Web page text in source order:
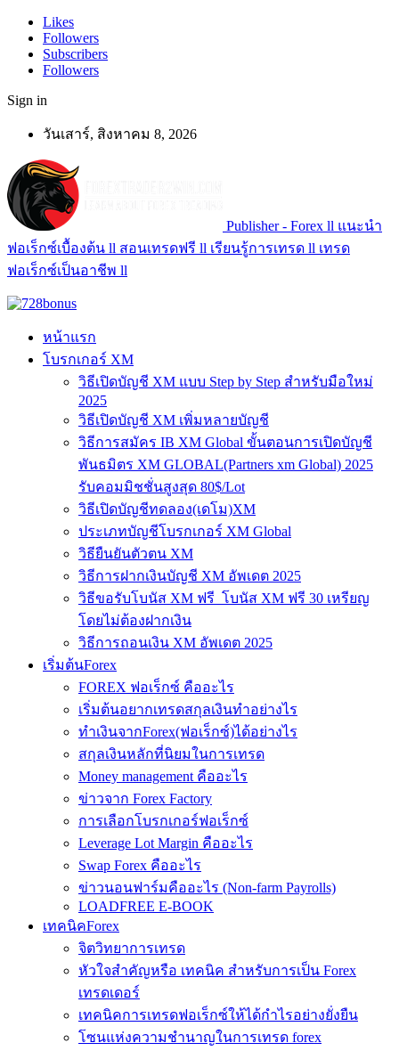
Likes
Followers
Subscribers
Followers
Sign in
วันเสาร์, สิงหาคม 8, 2026
Publisher - Forex ll แนะนำ
ฟอเร็กซ์เบื้องต้น ll สอนเทรดฟรี ll เรียนรู้การเทรด ll เทรด
ฟอเร็กซ์เป็นอาชีพ ll
หน้าแรก
โบรกเกอร์ XM
วิธีเปิดบัญชี XM แบบ Step by Step สำหรับมือใหม่
2025
วิธีเปิดบัญชี XM เพิ่มหลายบัญชี
วิธีการสมัคร IB XM Global ขั้นตอนการเปิดบัญชี
พันธมิตร XM GLOBAL(Partners xm Global) 2025
รับคอมมิชชั่นสูงสุด 80$/Lot
วิธีเปิดบัญชีทดลอง(เดโม)XM
ประเภทบัญชีโบรกเกอร์ XM Global
วิธียืนยันตัวตน XM
วิธีการฝากเงินบัญชี XM อัพเดต 2025
วิธีขอรับโบนัส XM ฟรี โบนัส XM ฟรี 30 เหรียญ
โดยไม่ต้องฝากเงิน
วิธีการถอนเงิน XM อัพเดต 2025
เริ่มต้นForex
FOREX ฟอเร็กซ์ คืออะไร
เริ่มต้นอยากเทรดสกุลเงินทำอย่างไร
ทำเงินจากForex(ฟอเร็กซ์)ได้อย่างไร
สกุลเงินหลักที่นิยมในการเทรด
Money management คืออะไร
ข่าวจาก Forex Factory
การเลือกโบรกเกอร์ฟอเร็กซ์
Leverage Lot Margin คืออะไร
Swap Forex คืออะไร
ข่าวนอนฟาร์มคืออะไร (Non-farm Payrolls)
LOADFREE E-BOOK
เทคนิคForex
จิตวิทยาการเทรด
หัวใจสำคัญหรือ เทคนิค สำหรับการเป็น Forex
เทรดเดอร์
เทคนิคการเทรดฟอเร็กซ์ให้ได้กำไรอย่างยั่งยืน
โซนแห่งความชำนาญในการเทรด forex